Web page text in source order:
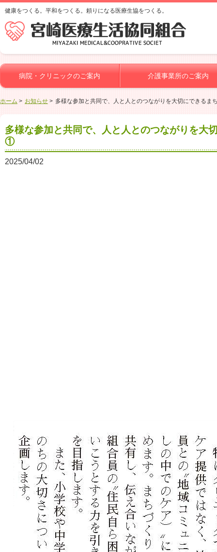
健康をつくる。平和をつくる。頼りになる医療生協をつくる。
病院・クリニックのご案内 介護事業所のご案内
ホーム お知らせ 多様な参加と共同で、人と人とのつながりを大切にできるま
多様な参加と共同で、人と人とのつながりを大
①
2025/04/02